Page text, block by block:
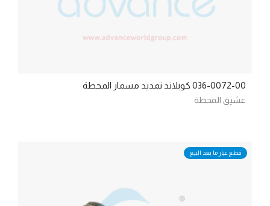
036-0072-00 كوبلاند تمديد مسمار المحطة
عشيق المحطة
قطع غيار ما بعد البيع